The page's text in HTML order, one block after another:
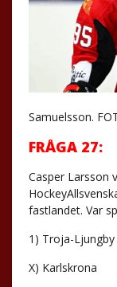
Samuelsson.
FRÅGA 27:
Casper Larsson
fastlandet. Var
1) Troja-Ljungby
X) Karlskrona